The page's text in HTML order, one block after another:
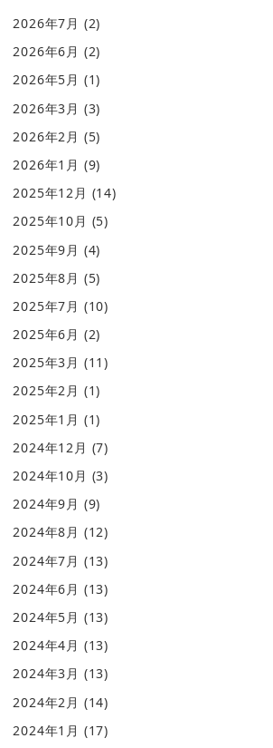
2026年7月 (2)
2026年6月 (2)
2026年5月 (1)
2026年3月 (3)
2026年2月 (5)
2026年1月 (9)
2025年12月 (14)
2025年10月 (5)
2025年9月 (4)
2025年8月 (5)
2025年7月 (10)
2025年6月 (2)
2025年3月 (11)
2025年2月 (1)
2025年1月 (1)
2024年12月 (7)
2024年10月 (3)
2024年9月 (9)
2024年8月 (12)
2024年7月 (13)
2024年6月 (13)
2024年5月 (13)
2024年4月 (13)
2024年3月 (13)
2024年2月 (14)
2024年1月 (17)